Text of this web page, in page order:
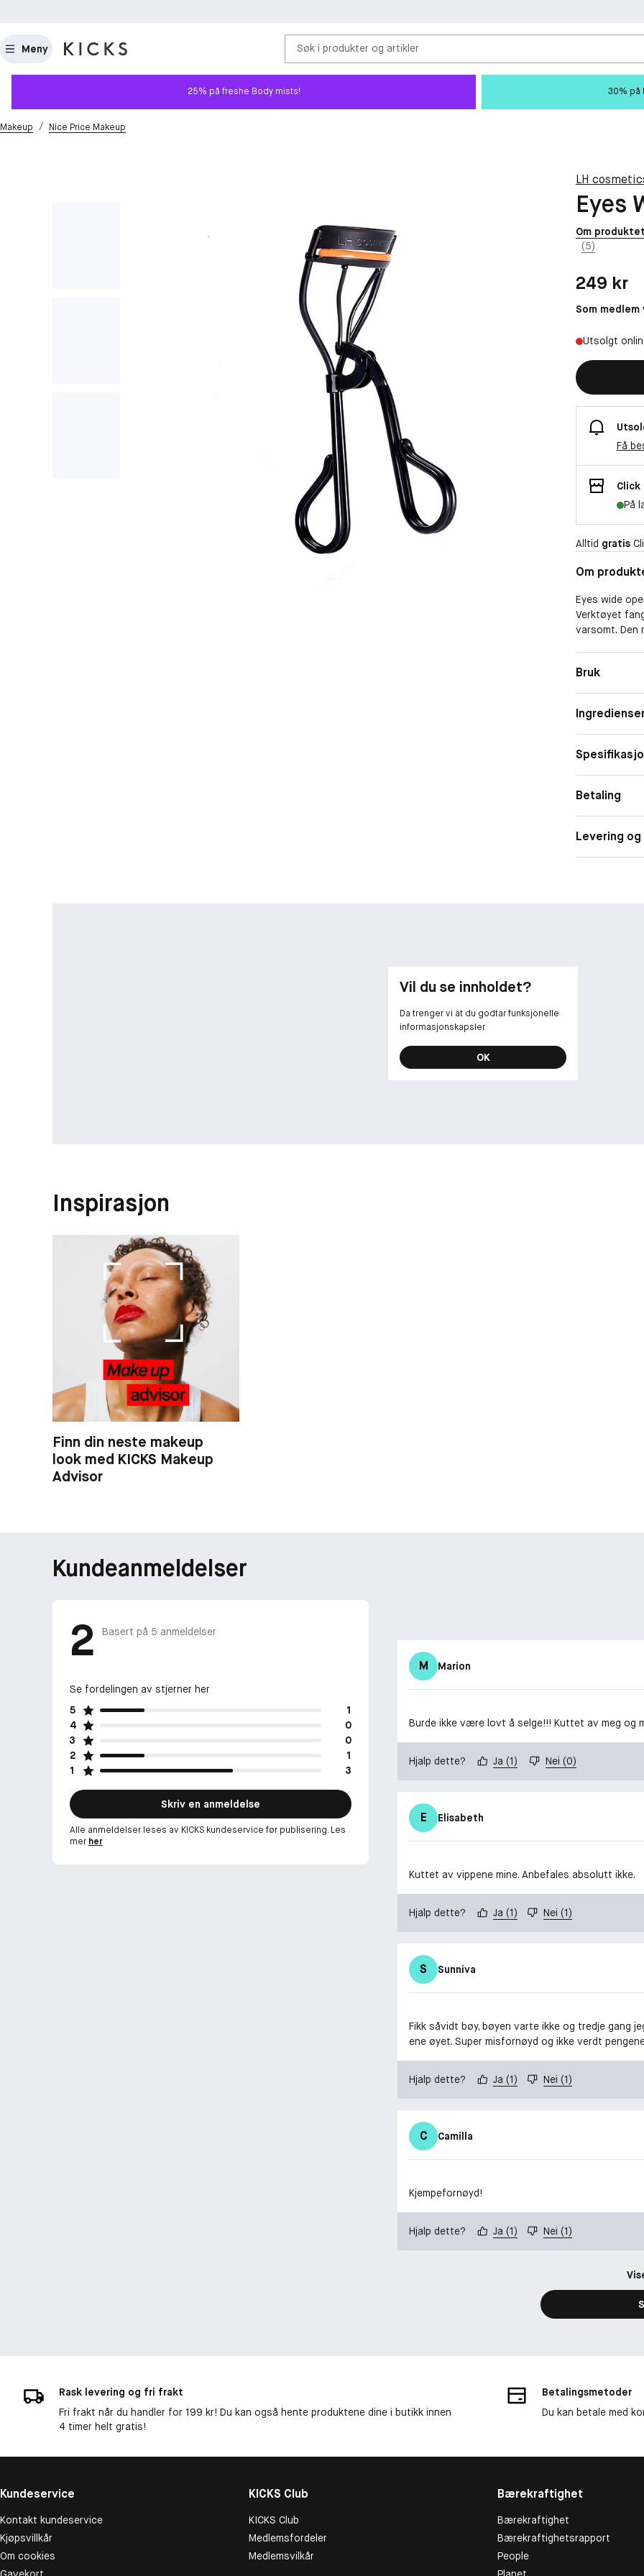
Meny Søk i produkter og artikler
25% på freshe Body mists! 30% på
Makeup / Nice Price Makeup
LH
Eyes
Om produktet
(5)
Pris: 249 kr
249 kr
Som
Utsolgt
Få
På
Alltid gratis
Om
Eyes wide
Verktøyet
varsomt. Den
Bruk
Betaling
Levering
Vil du se innholdet?
Da trenger vi at du godtar funksjonelle
informasjonskapsler
OK
Inspirasjon
Finn din neste makeup
look med KICKS Makeup
Advisor
Kundeanmeldelser
2 Basert på 5 anmeldelser
Se fordelingen av stjerner her
5
1
4
0
3
0
2
1
1
3
Skriv en anmeldelse
Alle anmeldelser leses av KICKS kundeservice før publisering. Les
mer her
M Marion
Burde ikke være lovt å selge!!! Kuttet av meg og
Hjalp dette? Ja (1) Nei (0)
E Elisabeth
Kuttet av vippene mine. Anbefales absolutt ikke.
Hjalp dette? Ja (1) Nei (1)
S Sunniva
Fikk såvidt bøy, bøyen varte ikke og tredje gang
ene øyet. Super misfornøyd og ikke verdt
Hjalp dette? Ja (1) Nei (1)
C Camilla
Kjempefornøyd!
Hjalp dette? Ja (1) Nei (1)
Rask levering og fri frakt
Fri frakt når du handler for 199 kr! Du kan også hente produktene dine i butikk innen
4 timer helt gratis!
Betalingsmetoder
Du kan betale med
Kundeservice
Kontakt kundeservice
Kjøpsvillkår
Om cookies
KICKS Club
KICKS Club
Medlemsfordeler
Medlemsvilkår
Bærekraftighet
Bærekraftighet
Bærekraftighetsrapport
People